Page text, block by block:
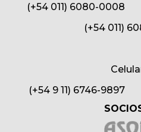
(+54 011) 6080-0008
(+54 011)
(+54 9 11) 6746-9897